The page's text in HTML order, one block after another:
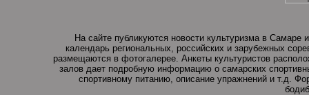
На сайте публикуются новости культуризма в
календарь региональных, российских и зарубежных
размещаются в фотогалерее. Анкеты культуристов
залов дает подробную информацию о самарских
спортивному питанию, описание упражнений и т.д.